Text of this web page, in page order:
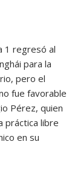
1 regresó al
para la
pero el
fue favorable
Pérez, quien
práctica libre
en su